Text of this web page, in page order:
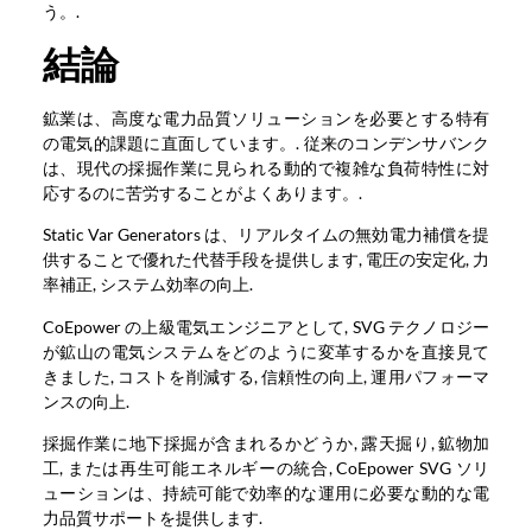
う。.
結論
鉱業は、高度な電力品質ソリューションを必要とする特有
の電気的課題に直面しています。. 従来のコンデンサバンク
は、現代の採掘作業に見られる動的で複雑な負荷特性に対
応するのに苦労することがよくあります。.
Static Var Generators は、リアルタイムの無効電力補償を提
供することで優れた代替手段を提供します, 電圧の安定化, 力
率補正, システム効率の向上.
CoEpower の上級電気エンジニアとして, SVG テクノロジー
が鉱山の電気システムをどのように変革するかを直接見て
きました, コストを削減する, 信頼性の向上, 運用パフォーマ
ンスの向上.
採掘作業に地下採掘が含まれるかどうか, 露天掘り, 鉱物加
工, または再生可能エネルギーの統合, CoEpower SVG ソリ
ューションは、持続可能で効率的な運用に必要な動的な電
力品質サポートを提供します.